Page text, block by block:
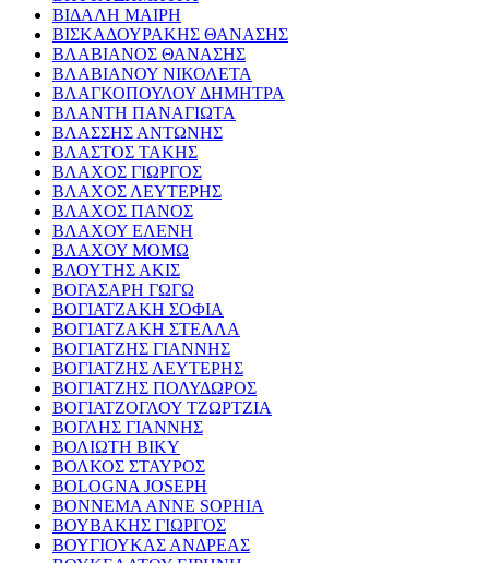
ΒΙΔΑΛΗ ΜΑΙΡΗ
ΒΙΣΚΑΔΟΥΡΑΚΗΣ ΘΑΝΑΣΗΣ
ΒΛΑΒΙΑΝΟΣ ΘΑΝΑΣΗΣ
ΒΛΑΒΙΑΝΟΥ ΝΙΚΟΛΕΤΑ
ΒΛΑΓΚΟΠΟΥΛΟΥ ΔΗΜΗΤΡΑ
ΒΛΑΝΤΗ ΠΑΝΑΓΙΩΤΑ
ΒΛΑΣΣΗΣ ΑΝΤΩΝΗΣ
ΒΛΑΣΤΟΣ ΤΑΚΗΣ
ΒΛΑΧΟΣ ΓΙΩΡΓΟΣ
ΒΛΑΧΟΣ ΛΕΥΤΕΡΗΣ
ΒΛΑΧΟΣ ΠΑΝΟΣ
ΒΛΑΧΟΥ ΕΛΕΝΗ
ΒΛΑΧΟΥ ΜΟΜΩ
ΒΛΟΥΤΗΣ ΑΚΙΣ
ΒΟΓΑΣΑΡΗ ΓΩΓΩ
ΒΟΓΙΑΤΖΑΚΗ ΣΟΦΙΑ
ΒΟΓΙΑΤΖΑΚΗ ΣΤΕΛΛΑ
ΒΟΓΙΑΤΖΗΣ ΓΙΑΝΝΗΣ
ΒΟΓΙΑΤΖΗΣ ΛΕΥΤΕΡΗΣ
ΒΟΓΙΑΤΖΗΣ ΠΟΛΥΔΩΡΟΣ
ΒΟΓΙΑΤΖΟΓΛΟΥ ΤΖΩΡΤΖΙΑ
ΒΟΓΛΗΣ ΓΙΑΝΝΗΣ
ΒΟΛΙΩΤΗ ΒΙΚΥ
ΒΟΛΚΟΣ ΣΤΑΥΡΟΣ
BOLOGNA JOSEPH
BONNEMA ANNE SOPHIA
ΒΟΥΒΑΚΗΣ ΓΙΩΡΓΟΣ
ΒΟΥΓΙΟΥΚΑΣ ΑΝΔΡΕΑΣ